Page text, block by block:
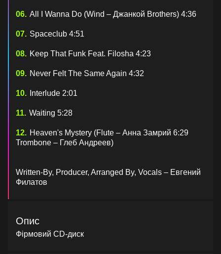
All I Wanna Do (Wind – Джанкой Brothers) 4:36
Spaceclub 4:51
Keep That Funk Feat. Filosha 4:23
Never Felt The Same Again 4:32
Interlude 2:01
Waiting 5:28
Heaven's Mystery (Flute – Анна Замрий 6:29
Trombone – Глеб Андреев)
Written-By, Producer, Arranged By, Vocals – Евгений
Филатов
Опис
Фірмовий CD-диск